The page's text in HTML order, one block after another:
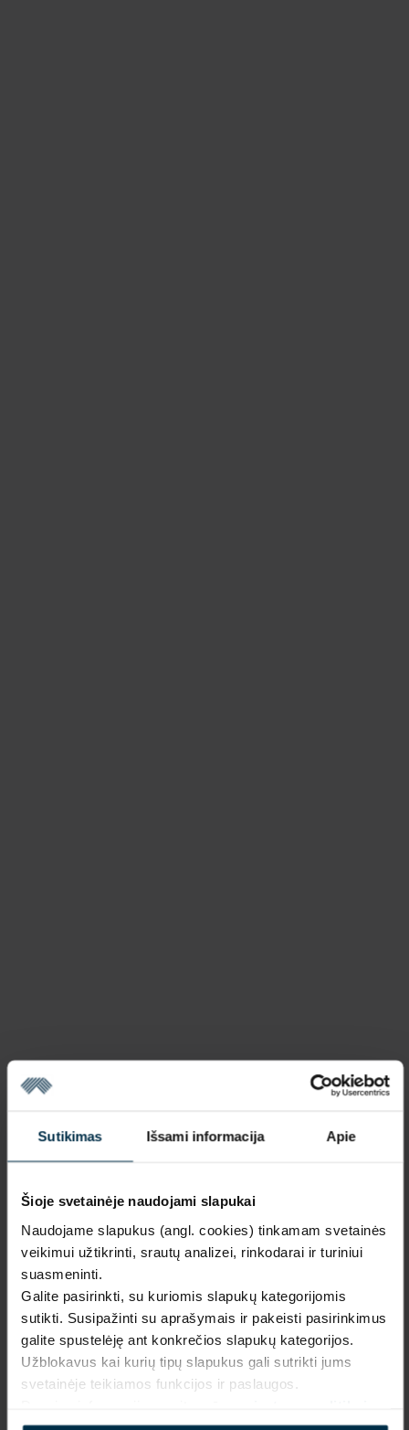
Sutikimas Išsami informacija Apie
Šioje svetainėje naudojami slapukai
Naudojame slapukus (angl. cookies) tinkamam svetainės
veikimui užtikrinti, srautų analizei, rinkodarai ir turiniui
suasmeninti.
Galite pasirinkti, su kuriomis slapukų kategorijomis
sutikti. Susipažinti su aprašymais ir pakeisti pasirinkimus
galite spustelėję ant konkrečios slapukų kategorijos.
Užblokavus kai kurių tipų slapukus gali sutrikti jums
svetainėje teikiamos funkcijos ir paslaugos.